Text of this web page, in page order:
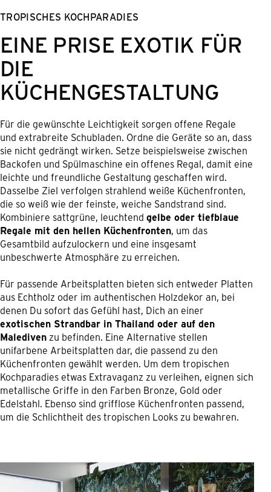
TROPISCHES KOCHPARADIES
EINE PRISE EXOTIK FÜR
DIE
KÜCHENGESTALTUNG
Für die gewünschte Leichtigkeit sorgen offene Regale
und extrabreite Schubladen. Ordne die Geräte so an, dass
sie nicht gedrängt wirken. Setze beispielsweise zwischen
Backofen und Spülmaschine ein offenes Regal, damit eine
leichte und freundliche Gestaltung geschaffen wird.
Dasselbe Ziel verfolgen strahlend weiße Küchenfronten,
die so weiß wie der feinste, weiche Sandstrand sind.
Kombiniere sattgrüne, leuchtend gelbe oder tiefblaue
Regale mit den hellen Küchenfronten, um das
Gesamtbild aufzulockern und eine insgesamt
unbeschwerte Atmosphäre zu erreichen.
Für passende Arbeitsplatten bieten sich entweder Platten
aus Echtholz oder im authentischen Holzdekor an, bei
denen Du sofort das Gefühl hast, Dich an einer
exotischen Strandbar in Thailand oder auf den
Malediven zu befinden. Eine Alternative stellen
unifarbene Arbeitsplatten dar, die passend zu den
Küchenfronten gewählt werden. Um dem tropischen
Kochparadies etwas Extravaganz zu verleihen, eignen sich
metallische Griffe in den Farben Bronze, Gold oder
Edelstahl. Ebenso sind grifflose Küchenfronten passend,
um die Schlichtheit des tropischen Looks zu bewahren.